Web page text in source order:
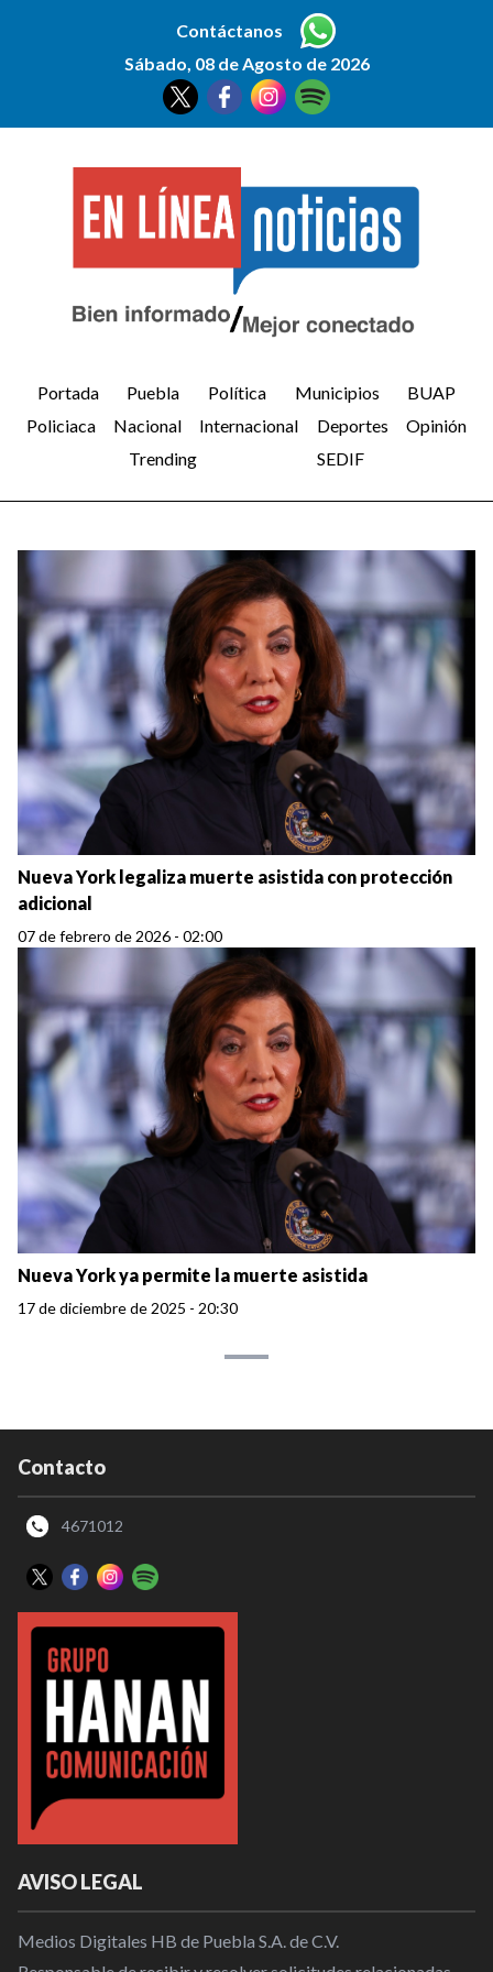
Contáctanos
Sábado, 08 de Agosto de 2026
Portada Puebla Política Municipios
BUAP
Policiaca
Nacional Internacional Deportes
Opinión
Trending
SEDIF
Nueva York legaliza muerte asistida con protección
adicional
07 de febrero de 2026 - 02:00
Nueva York ya permite la muerte asistida
17 de diciembre de 2025 - 20:30
Contacto
4671012
AVISO LEGAL
Medios Digitales HB de Puebla S.A. de C.V.